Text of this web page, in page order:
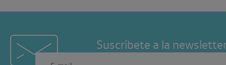
Suscríbete a la